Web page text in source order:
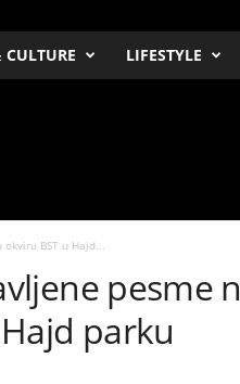
CULTURE LIFESTYLE
BST u Hajd...
pesme
parku